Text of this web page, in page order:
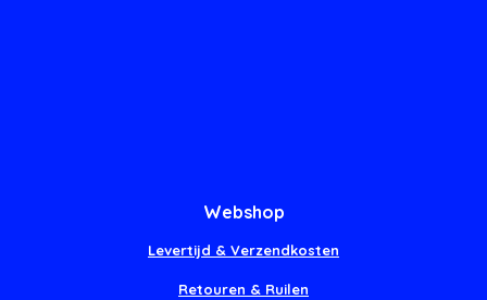
Webshop
Levertijd & Verzendkosten
Retouren & Ruilen